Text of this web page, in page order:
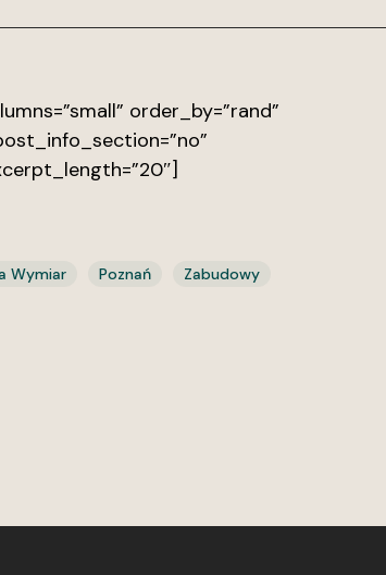
order_by=”rand”
Wymiar Poznań
Zabudowy